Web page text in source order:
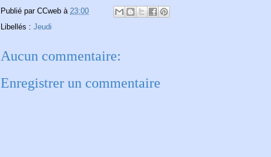
Publié par CCweb à 23:00
Libellés : Jeudi
Aucun commentaire:
Enregistrer un commentaire